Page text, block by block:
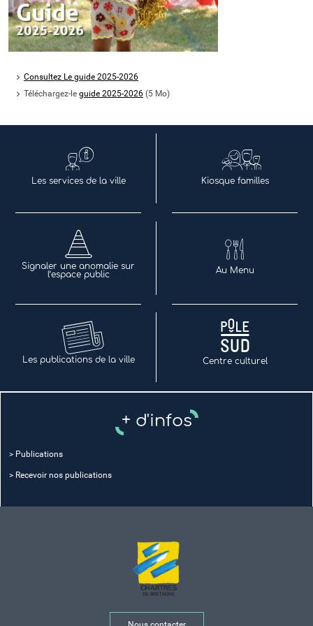
Consultez Le guide 2025-2026
Téléchargez-le guide 2025-2026 (5 Mo)
Les services de la ville Kiosque familles
Signaler une anomalie sur
l’espace public
Au Menu
Les publications de la ville Centre culturel
+ d'infos
> Publications
> Recevoir nos publications